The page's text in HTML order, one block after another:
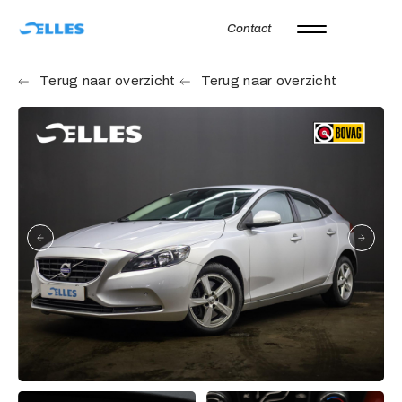
Contact
Home
Aanbod
Autoverhuur
Werkplaats
Over ons
Verkocht
Contact
Terug naar overzicht Terug naar overzicht